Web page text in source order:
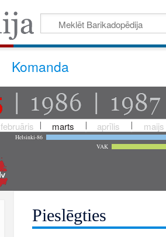
Komanda
februāris marts aprīlis maijs
Helsinki-86
VAK
Pieslēgties